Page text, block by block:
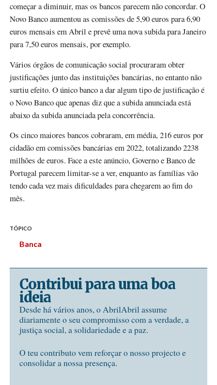
começar a diminuir, mas os bancos parecem não concordar. O
Novo Banco aumentou as comissões de 5,90 euros para 6,90
euros mensais em Abril e prevê uma nova subida para Janeiro
para 7,50 euros mensais, por exemplo.
Vários órgãos de comunicação social procuraram obter
justificações junto das instituições bancárias, no entanto não
surtiu efeito. O único banco a dar algum tipo de justificação é
o Novo Banco que apenas diz que a subida anunciada está
abaixo da subida anunciada pela concorrência.
Os cinco maiores bancos cobraram, em média, 216 euros por
cidadão em comissões bancárias em 2022, totalizando 2238
milhões de euros. Face a este anúncio, Governo e Banco de
Portugal parecem limitar-se a ver, enquanto as famílias vão
tendo cada vez mais dificuldades para chegarem ao fim do
mês.
TÓPICO
Banca
Contribui para uma boa
ideia
Desde há vários anos, o AbrilAbril assume
diariamente o seu compromisso com a verdade, a
justiça social, a solidariedade e a paz.
O teu contributo vem reforçar o nosso projecto e
consolidar a nossa presença.